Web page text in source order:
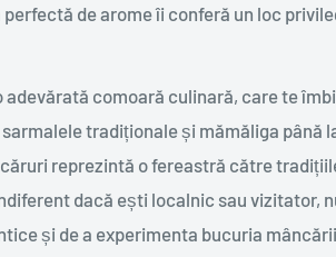
de arome îi conferă un loc
comoară culinară, care te
tradiționale și mămăliga până
reprezintă o fereastră către
dacă ești localnic sau vizitator,
și de a experimenta bucuria